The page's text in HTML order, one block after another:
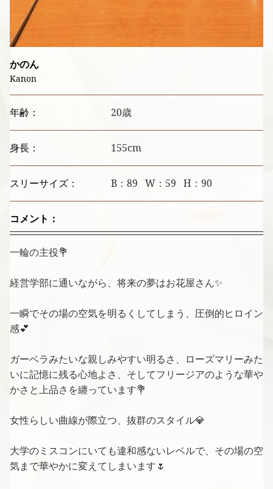
かのん
Kanon
年齢： 20歳
身長： 155cm
スリーサイズ： B：89 W：59 H：90
コメント：
一輪の主役💐
経営学部に通いながら、将来の夢はお花屋さん✨
一瞬でその場の空気を明るくしてしまう、圧倒的ヒロイン
感💕
ガーベラみたいな親しみやすい明るさ、ローズマリーみた
いに記憶に残る心地よさ、そしてフリージアのような華や
かさと上品さを纏っています💐
女性らしい曲線が際立つ、抜群のスタイル💎
大学のミスコンにいても違和感ないレベルで、その場の空
気まで華やかに変えてしまいます🌷